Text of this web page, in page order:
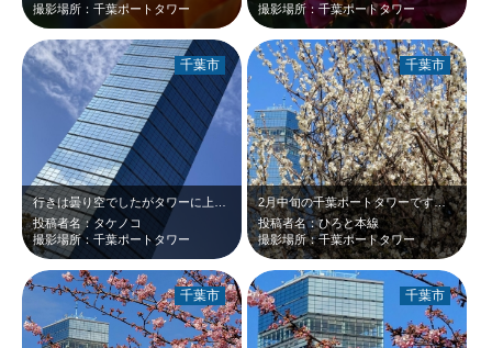
撮影場所：千葉ポートタワー
撮影場所：千葉ポートタワー
投稿者名：タケノコ
撮影場所：千葉ポートタワー
千葉市
2月中旬の千葉ポートタワーです。東屋のある展望のピーク前の白梅が、真空に映えて…
投稿者名：ひろと本線
撮影場所：千葉ポートタワー
千葉市
千葉市 千葉市